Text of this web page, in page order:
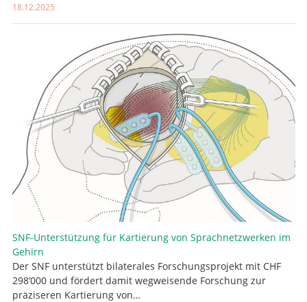
18.12.2025
SNF-Unterstützung für Kartierung von Sprachnetzwerken im
Gehirn
Der SNF unterstützt bilaterales Forschungsprojekt mit CHF
298’000 und fördert damit wegweisende Forschung zur
präziseren Kartierung von…